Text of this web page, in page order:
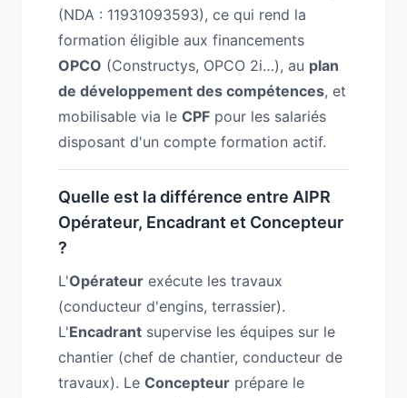
(NDA : 11931093593), ce qui rend la
formation éligible aux financements
OPCO (Constructys, OPCO 2i…), au plan
de développement des compétences, et
mobilisable via le CPF pour les salariés
disposant d'un compte formation actif.
Quelle est la différence entre AIPR
Opérateur, Encadrant et Concepteur
?
L'Opérateur exécute les travaux
(conducteur d'engins, terrassier).
L'Encadrant supervise les équipes sur le
chantier (chef de chantier, conducteur de
travaux). Le Concepteur prépare le